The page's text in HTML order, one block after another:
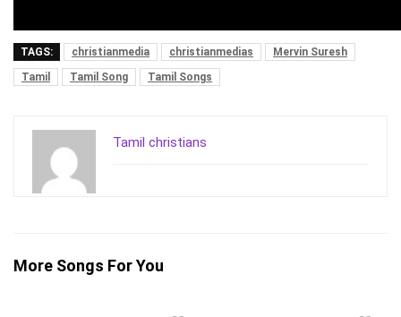
TAGS: christianmedia christianmedias
Mervin Suresh
Tamil
Tamil Song Tamil Songs
Tamil christians
More Songs For You